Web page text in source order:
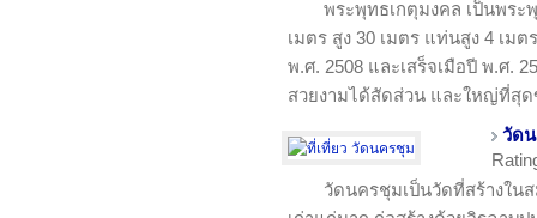
พระพุทธเกตุมงคล เป็นพระ
เมตร สูง 30 เมตร แท่นสูง 4 เม
พ.ศ. 2508 และเสร็จเมือปี พ.ศ.
สวยงามได้สัดส่วน และใหญ่ที่สุ
วัด
วัดนครชุมเป็นวัดที่สร้างใน